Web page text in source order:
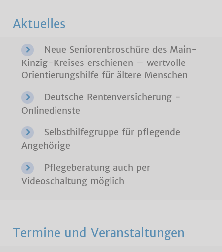
Aktuelles
Neue Seniorenbroschüre des Main-
Kinzig-Kreises erschienen – wertvolle
Orientierungshilfe für ältere Menschen
Deutsche Rentenversicherung -
Onlinedienste
Selbsthilfegruppe für pflegende
Angehörige
Pflegeberatung auch per
Videoschaltung möglich
Termine und Veranstaltungen